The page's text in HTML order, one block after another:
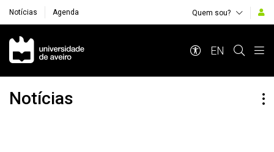
Notícias Agenda Quem sou?
Navegação Principal
EN
Notícias